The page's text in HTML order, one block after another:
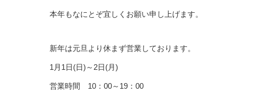
本年もなにとぞ宜しくお願い申し上げます。
新年は元旦より休まず営業しております。
1月1日(日)～2日(月)
営業時間 10：00～19：00